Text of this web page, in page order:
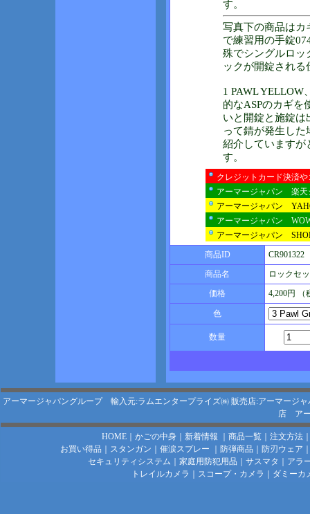
す。
写真下の商品はカ
で練習用の手錠
殊でシングルロッ
ックが開錠され
1 PAWL YELLOW
的なASPのカギを
いと開錠と施錠は
って錆が発生し
紹介していますが
す。
クレジットカード決済
アーマージャパン 楽天
アーマージャパン
アーマージャパン
アーマージャパン
商品ID
CR901322
商品名
ロックセ
価格
4,200円 （
色
数量
アーマージャパングループ 輸入元:ラムエンタープライズ㈱ 販売店:アーマージャ
店
ア
HOME｜ かごの中身｜ 新着情報 商品一覧｜ 注文方法
お買い得品
スタンガン 催涙スプレー 防弾商品 防刃ウェア
セキュリティシステム
家庭用防犯用品 サスマタ
アラ
トレイルカメラ
スコープ・カメラ ダミーカ